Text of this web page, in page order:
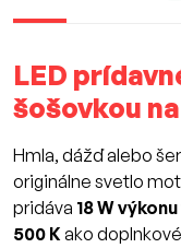
LED
šošovkou
Hmla, dážď alebo
originálne svetlo
pridáva 18 W výkonu
500 K ako